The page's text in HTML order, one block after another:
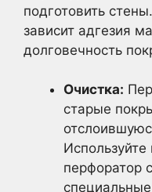
подготовить
зависит адгезия
долговечность
Очистка:
старые
перфоратор